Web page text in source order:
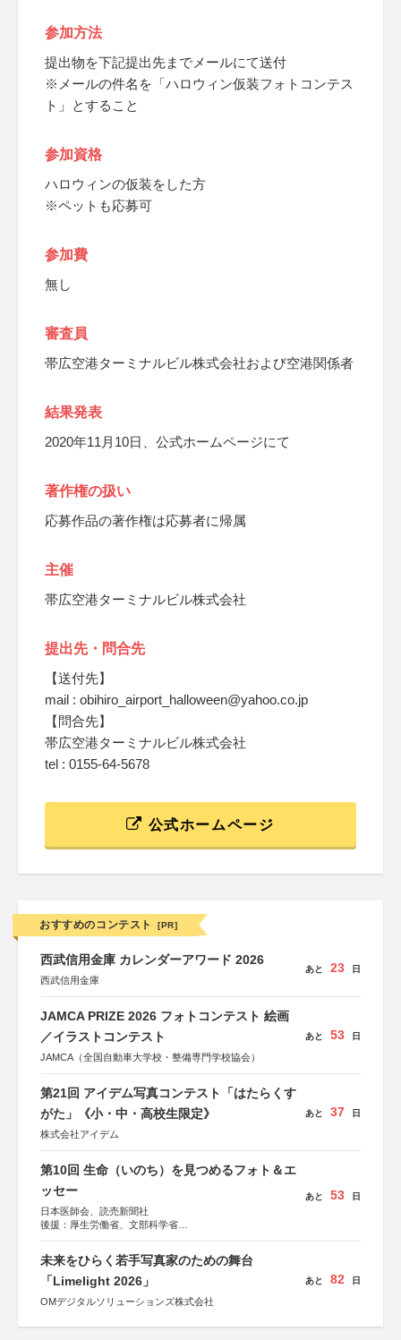
参加方法
提出物を下記提出先までメールにて送付
※メールの件名を「ハロウィン仮装フォトコンテス
ト」とすること
参加資格
ハロウィンの仮装をした方
※ペットも応募可
参加費
無し
審査員
帯広空港ターミナルビル株式会社および空港関係者
結果発表
2020年11月10日、公式ホームページにて
著作権の扱い
応募作品の著作権は応募者に帰属
主催
帯広空港ターミナルビル株式会社
提出先・問合先
【送付先】
mail : obihiro_airport_halloween@yahoo.co.jp
【問合先】
帯広空港ターミナルビル株式会社
tel : 0155-64-5678
公式ホームページ
おすすめのコンテスト [PR]
西武信用金庫 カレンダーアワード 2026
西武信用金庫
あと 23 日
JAMCA PRIZE 2026 フォトコンテスト 絵画
／イラストコンテスト
JAMCA（全国自動車大学校・整備専門学校協会）
あと 53 日
第21回 アイデム写真コンテスト「はたらくす
がた」《小・中・高校生限定》
株式会社アイデム
あと 37 日
第10回 生命（いのち）を見つめるフォト＆エ
ッセー
日本医師会、読売新聞社
後援：厚生労働省、文部科学省
しん生命保険株式会社
あと 53 日
未来をひらく若手写真家のための舞台
「Limelight 2026」
OMデジタルソリューションズ株式会社
あと 82 日